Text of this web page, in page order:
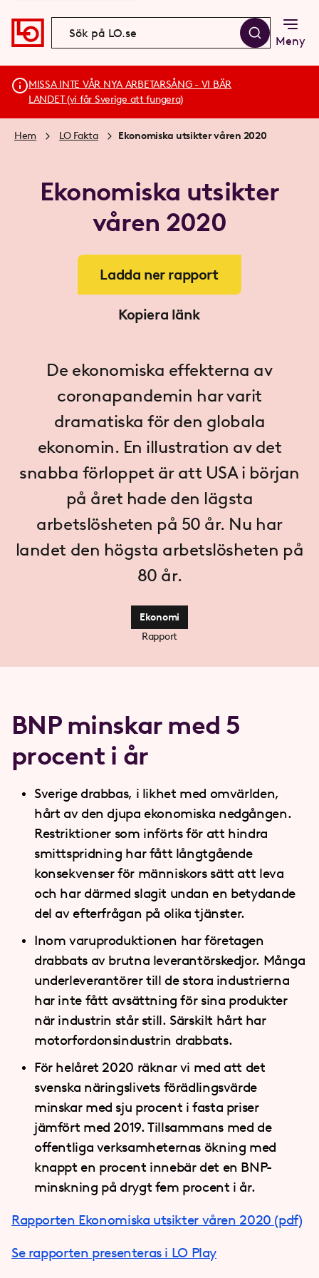
Meny
MISSA INTE VÅR NYA ARBETARSÅNG - VI BÄR
LANDET (vi får Sverige att fungera)
Hem LO Fakta Ekonomiska utsikter våren 2020
Ekonomiska utsikter
våren 2020
Ladda ner rapport
Kopiera länk
De ekonomiska effekterna av
coronapandemin har varit
dramatiska för den globala
ekonomin. En illustration av det
snabba förloppet är att USA i början
på året hade den lägsta
arbetslösheten på 50 år. Nu har
landet den högsta arbetslösheten på
80 år.
Ekonomi
Rapport
BNP minskar med 5
procent i år
Sverige drabbas, i likhet med omvärlden,
hårt av den djupa ekonomiska nedgången.
Restriktioner som införts för att hindra
smittspridning har fått långtgående
konsekvenser för människors sätt att leva
och har därmed slagit undan en betydande
del av efterfrågan på olika tjänster.
Inom varuproduktionen har företagen
drabbats av brutna leverantörskedjor. Många
underleverantörer till de stora industrierna
har inte fått avsättning för sina produkter
när industrin står still. Särskilt hårt har
motorfordonsindustrin drabbats.
För helåret 2020 räknar vi med att det
svenska näringslivets förädlingsvärde
minskar med sju procent i fasta priser
jämfört med 2019. Tillsammans med de
offentliga verksamheternas ökning med
knappt en procent innebär det en BNP-
minskning på drygt fem procent i år.
Rapporten Ekonomiska utsikter våren 2020 (pdf)
Se rapporten presenteras i LO Play